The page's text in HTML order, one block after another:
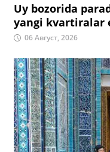
Uy bozorida
yangi kvartiralar
06 Август, 2026